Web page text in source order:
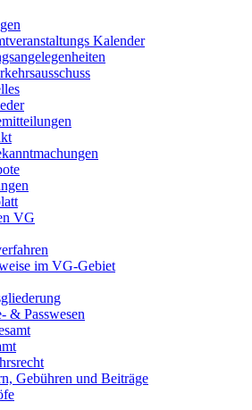
Kalender
VG
im VG-Gebiet
& Passwesen
Gebühren und Beiträge